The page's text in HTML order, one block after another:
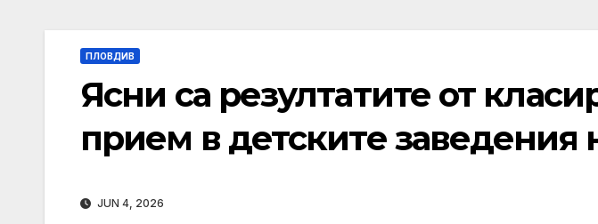
ПЛОВДИВ
Ясни са резултатите от
прием в детските заведения
JUN 4, 2026